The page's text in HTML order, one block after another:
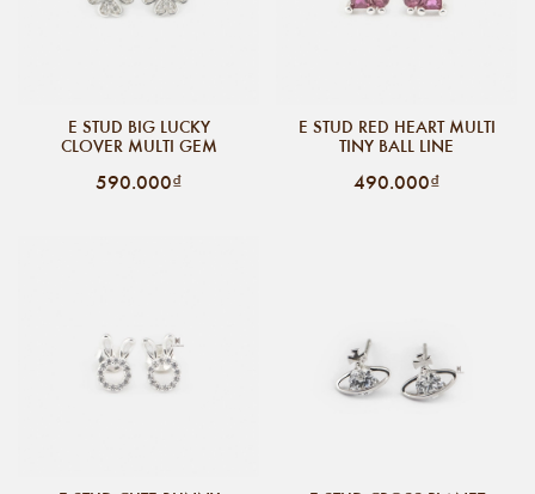
E STUD BIG LUCKY
CLOVER MULTI GEM
590.000₫
E STUD RED HEART MULTI
TINY BALL LINE
490.000₫